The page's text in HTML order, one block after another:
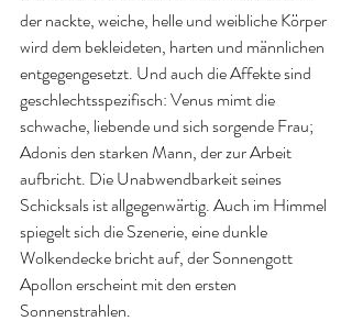
der nackte, weiche, helle und weibliche Körper
wird dem bekleideten, harten und männlichen
entgegengesetzt. Und auch die Affekte sind
geschlechtsspezifisch: Venus mimt die
schwache, liebende und sich sorgende Frau;
Adonis den starken Mann, der zur Arbeit
aufbricht. Die Unabwendbarkeit seines
Schicksals ist allgegenwärtig. Auch im Himmel
spiegelt sich die Szenerie, eine dunkle
Wolkendecke bricht auf, der Sonnengott
Apollon erscheint mit den ersten
Sonnenstrahlen.